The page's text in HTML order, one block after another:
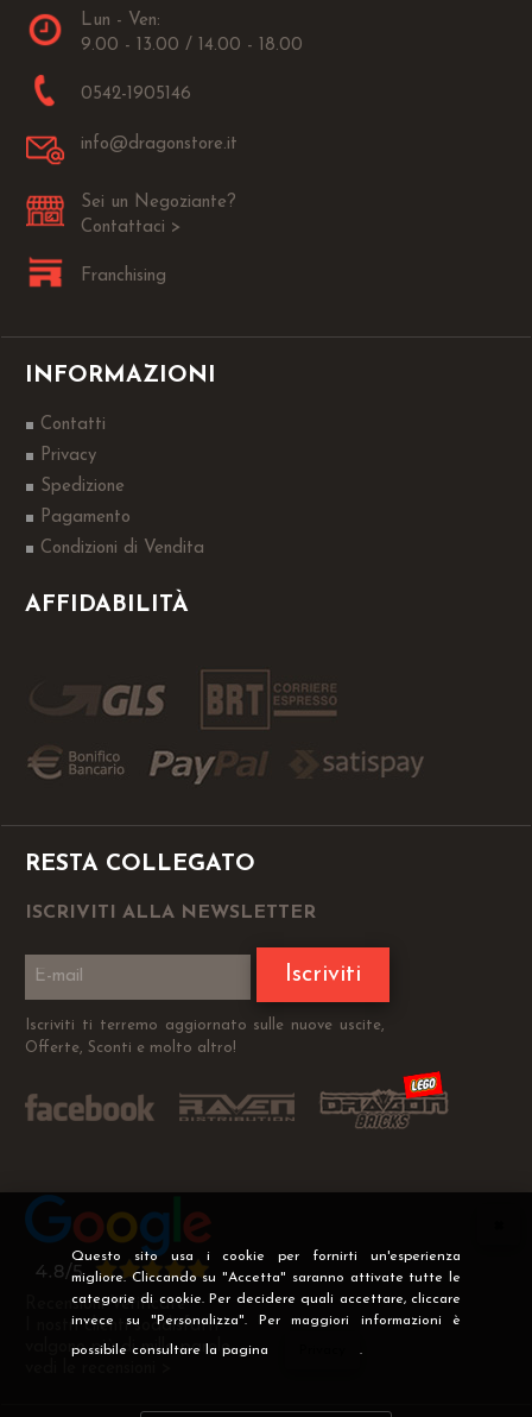
Questo sito usa i cookie per fornirti un'esperienza
migliore. Cliccando su "Accetta" saranno attivate tutte le
categorie di cookie. Per decidere quali accettare, cliccare
invece su "Personalizza". Per maggiori informazioni è
possibile consultare la pagina .
Lun - Ven:
9.00 - 13.00 / 14.00 - 18.00
0542-1905146
info@dragonstore.it
Sei un Negoziante?
Contattaci >
Franchising
INFORMAZIONI
Contatti
Privacy
Spedizione
Pagamento
Condizioni di Vendita
AFFIDABILITÀ
RESTA COLLEGATO
ISCRIVITI ALLA NEWSLETTER
Iscriviti
Iscriviti ti terremo aggiornato sulle nuove uscite,
Offerte, Sconti e molto altro!
Recensioni Verificate
I nostri clienti soddisfatti
valgono più di mille parole